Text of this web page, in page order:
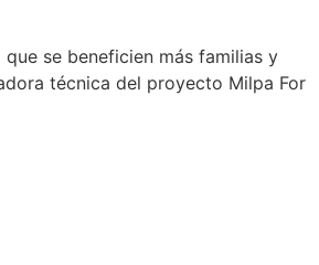
se beneficien más familias y
técnica del proyecto Milpa For